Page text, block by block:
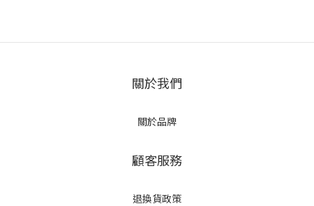
關於我們
關於品牌
顧客服務
退換貨政策